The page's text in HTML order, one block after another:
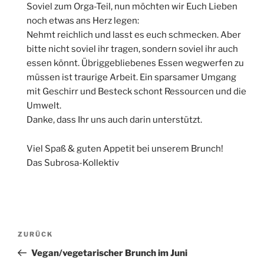
Soviel zum Orga-Teil, nun möchten wir Euch Lieben
noch etwas ans Herz legen:
Nehmt reichlich und lasst es euch schmecken. Aber
bitte nicht soviel ihr tragen, sondern soviel ihr auch
essen könnt. Übriggebliebenes Essen wegwerfen zu
müssen ist traurige Arbeit. Ein sparsamer Umgang
mit Geschirr und Besteck schont Ressourcen und die
Umwelt.
Danke, dass Ihr uns auch darin unterstützt.
Viel Spaß & guten Appetit bei unserem Brunch!
Das Subrosa-Kollektiv
Beitragsnavigation
Vorheriger
Beitrag
ZURÜCK
Vegan/vegetarischer Brunch im Juni